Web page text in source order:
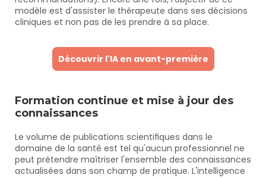
modèle est d'assister le thérapeute dans ses décisions
cliniques et non pas de les prendre à sa place.
Découvrir l'IA en avant-première
Formation continue et mise à jour des
connaissances
Le volume de publications scientifiques dans le
domaine de la santé est tel qu'aucun professionnel ne
peut prétendre maîtriser l'ensemble des connaissances
actualisées dans son champ de pratique. L'intelligence